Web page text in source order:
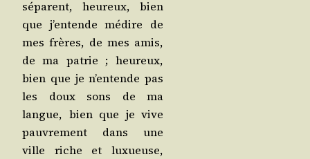
séparent, heu­reux, bien
que j’en­tende médire de
mes frères, de mes amis,
de ma patrie ; heu­reux,
bien que je n’en­tende pas
les doux sons de ma
langue, bien que je vive
pau­vre­ment dans une
ville riche et luxueuse,